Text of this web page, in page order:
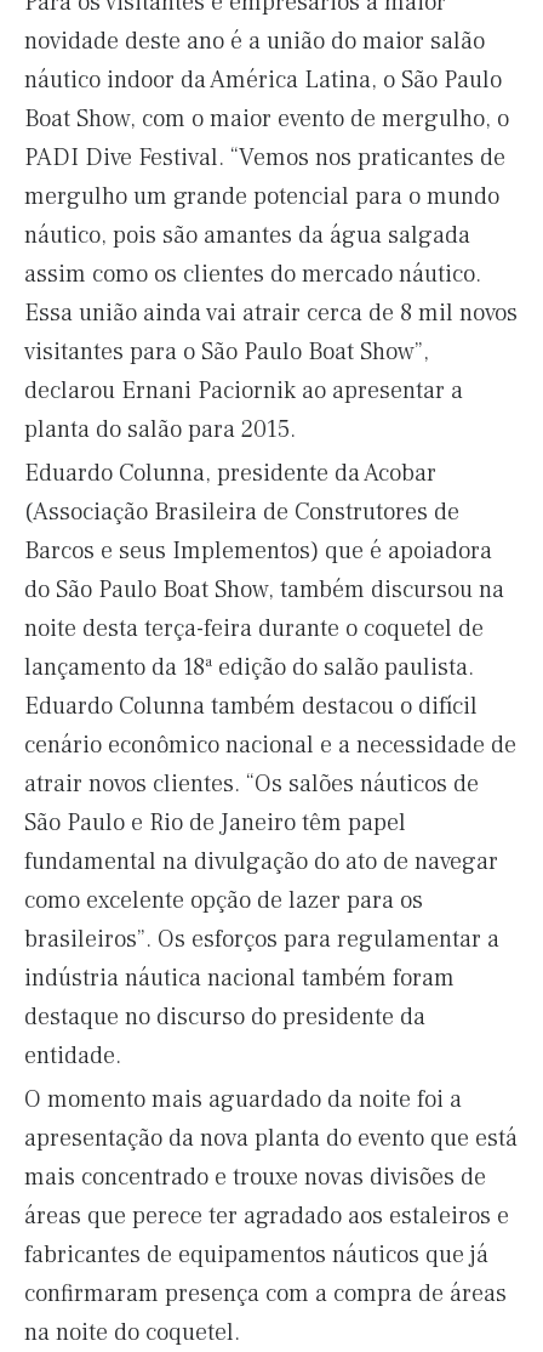
novidade deste ano é a união do maior salão
náutico indoor da América Latina, o São Paulo
Boat Show, com o maior evento de mergulho, o
PADI Dive Festival. “Vemos nos praticantes de
mergulho um grande potencial para o mundo
náutico, pois são amantes da água salgada
assim como os clientes do mercado náutico.
Essa união ainda vai atrair cerca de 8 mil novos
visitantes para o São Paulo Boat Show”,
declarou Ernani Paciornik ao apresentar a
planta do salão para 2015.
Eduardo Colunna, presidente da Acobar
(Associação Brasileira de Construtores de
Barcos e seus Implementos) que é apoiadora
do São Paulo Boat Show, também discursou na
noite desta terça-feira durante o coquetel de
lançamento da 18ª edição do salão paulista.
Eduardo Colunna também destacou o difícil
cenário econômico nacional e a necessidade de
atrair novos clientes. “Os salões náuticos de
São Paulo e Rio de Janeiro têm papel
fundamental na divulgação do ato de navegar
como excelente opção de lazer para os
brasileiros”. Os esforços para regulamentar a
indústria náutica nacional também foram
destaque no discurso do presidente da
entidade.
O momento mais aguardado da noite foi a
apresentação da nova planta do evento que está
mais concentrado e trouxe novas divisões de
áreas que perece ter agradado aos estaleiros e
fabricantes de equipamentos náuticos que já
confirmaram presença com a compra de áreas
na noite do coquetel.